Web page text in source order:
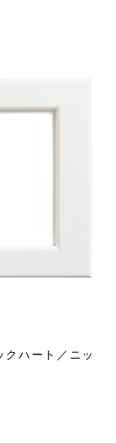
ハート／ニッ